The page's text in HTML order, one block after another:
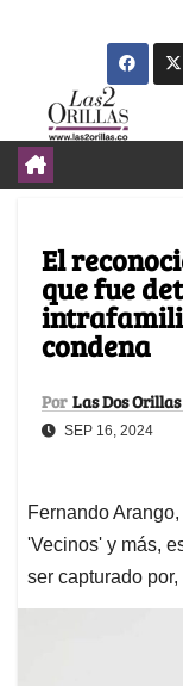
El
que fue
condena
Por Las Dos Orillas
SEP 16, 2024
Fernando
'Vecinos' y más,
ser capturado